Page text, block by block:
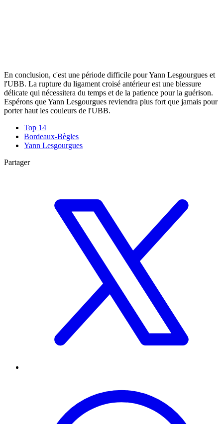
En conclusion, c'est une période difficile pour Yann Lesgourgues et
l'UBB. La rupture du ligament croisé antérieur est une blessure
délicate qui nécessitera du temps et de la patience pour la guérison.
Espérons que Yann Lesgourgues reviendra plus fort que jamais pour
porter haut les couleurs de l'UBB.
Top 14
Bordeaux-Bègles
Yann Lesgourgues
Partager